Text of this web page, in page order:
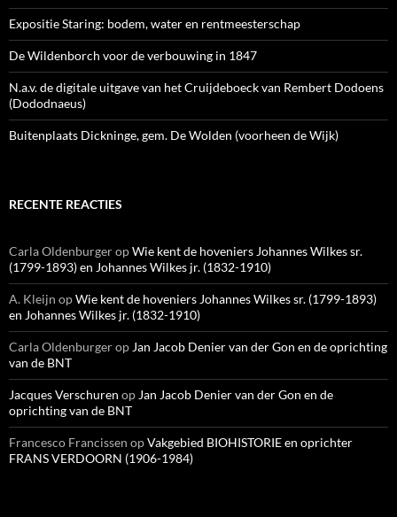
Expositie Staring: bodem, water en rentmeesterschap
De Wildenborch voor de verbouwing in 1847
N.a.v. de digitale uitgave van het Cruijdeboeck van Rembert Dodoens
(Dododnaeus)
Buitenplaats Dickninge, gem. De Wolden (voorheen de Wijk)
RECENTE REACTIES
Carla OldenburgeropWie kent de hoveniers Johannes Wilkes sr.
(1799-1893) en Johannes Wilkes jr. (1832-1910)
A. Kleijn opWie kent de hoveniers Johannes Wilkes sr. (1799-1893)
en Johannes Wilkes jr. (1832-1910)
Carla Oldenburgerop Jan Jacob Denier van der Gon en de oprichting
van de BNT
Jacques Verschuren op Jan Jacob Denier van der Gon en de
oprichting van de BNT
Francesco Francissen opVakgebied BIOHISTORIE en oprichter
FRANS VERDOORN (1906-1984)